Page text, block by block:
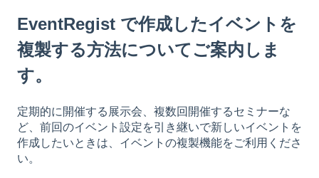
EventRegist で作成したイベントを
複製する方法についてご案内しま
す。
定期的に開催する展示会、複数回開催するセミナーな
ど、前回のイベント設定を引き継いで新しいイベントを
作成したいときは、イベントの複製機能をご利用くださ
い。